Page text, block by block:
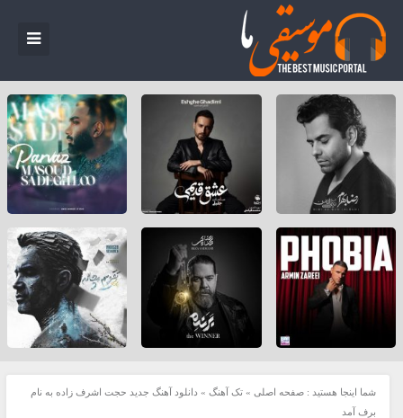
شما اینجا هستید : صفحه اصلی » تک آهنگ » دانلود آهنگ جدید حجت اشرف زاده به نام
برف آمد